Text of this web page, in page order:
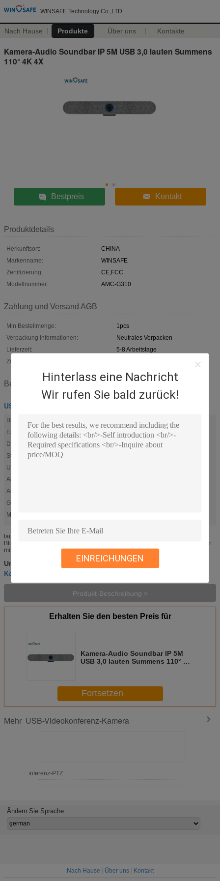
WINSAFE Technology Co.,LTD
Nach Hause Produkte Über uns Kontakte
Hinterlass eine Nachricht
Wir rufen Sie bald zurück!
EINREICHUNGEN
Kamera-Audio Soundbar IP 5M USB 3,0 lauten Summens
110° 4K 4X
Bestpreis Kontakt
Produktdetails
Herkunftsort:
CHINA
Markenname:
WINSAFE
Zertifizierung:
CE,FCC
Modellnummer:
AMC-G310
Zahlung und Versand AGB
Min Bestellmenge:
1pcs
Verpackung Informationen:
Neutrales Verpacken
Lieferzeit:
5-8 Arbeitstage
Zahlungsbedingungen:
Beschreibung
USB-Videokonferenz-Kamera
Blickwinkel:
Entschließung:
4K
Digital-lautes Summen:
4X
Stimme heben Strecke auf:
USB3.0:
Audio herein:
Audio heraus:
Garantie:
Markieren:
lautes Summen 4K 4X Digital ganz in einem IP USB3.0 Video-Soundbar mit
Blickwinkel 110° und Sprecher AMC-G310 ist 4K alle in einem Videosoundbar
mit digitalem lautem Summen 4X und Blickwinkel 110°. USB-Port und ...
Umbauten: usb-ptz hd Kamera, usb-Konferenzsaalkamera
Konferenzsaalvideokamera
Produkt-Beschreibung >
Erhalten Sie den besten Preis für
Kamera-Audio Soundbar IP 5M
USB 3,0 lauten Summens 110° 4K
Fortsetzen
Mehr USB-Videokonferenz-Kamera
Videokonferenz-PTZ
POE Videokamera für Live Streaming
Ändern Sie Sprache
Nach Hause Über uns|
Kontakt